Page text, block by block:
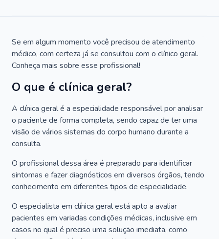
Se em algum momento você precisou de atendimento
médico, com certeza já se consultou com o clínico geral.
Conheça mais sobre esse profissional!
O que é clínica geral?
A clínica geral é a especialidade responsável por analisar
o paciente de forma completa, sendo capaz de ter uma
visão de vários sistemas do corpo humano durante a
consulta.
O profissional dessa área é preparado para identificar
sintomas e fazer diagnósticos em diversos órgãos, tendo
conhecimento em diferentes tipos de especialidade.
O especialista em clínica geral está apto a avaliar
pacientes em variadas condições médicas, inclusive em
casos no qual é preciso uma solução imediata, como